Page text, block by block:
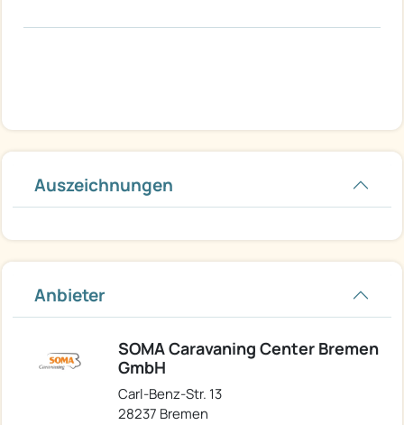
Auszeichnungen
Anbieter
SOMA Caravaning Center Bremen
GmbH
Carl-Benz-Str. 13
28237 Bremen